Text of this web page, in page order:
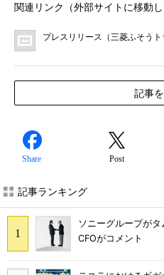
関連リンク（外部サイトに移動し
プレスリリース（三菱ふそうト
記事
Share Post
記事ランキング
ソニーグループが
CFOがコメント